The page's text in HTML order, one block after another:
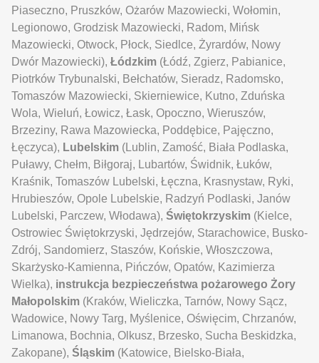
Piaseczno, Pruszków, Ożarów Mazowiecki, Wołomin,
Legionowo, Grodzisk Mazowiecki, Radom, Mińsk
Mazowiecki, Otwock, Płock, Siedlce, Żyrardów, Nowy
Dwór Mazowiecki), Łódzkim (Łódź, Zgierz, Pabianice,
Piotrków Trybunalski, Bełchatów, Sieradz, Radomsko,
Tomaszów Mazowiecki, Skierniewice, Kutno, Zduńska
Wola, Wieluń, Łowicz, Łask, Opoczno, Wieruszów,
Brzeziny, Rawa Mazowiecka, Poddębice, Pajęczno,
Łęczyca), Lubelskim (Lublin, Zamość, Biała Podlaska,
Puławy, Chełm, Biłgoraj, Lubartów, Świdnik, Łuków,
Kraśnik, Tomaszów Lubelski, Łęczna, Krasnystaw, Ryki,
Hrubieszów, Opole Lubelskie, Radzyń Podlaski, Janów
Lubelski, Parczew, Włodawa), Świętokrzyskim (Kielce,
Ostrowiec Świętokrzyski, Jędrzejów, Starachowice, Busko-
Zdrój, Sandomierz, Staszów, Końskie, Włoszczowa,
Skarżysko-Kamienna, Pińczów, Opatów, Kazimierza
Wielka), instrukcja bezpieczeństwa pożarowego Żory
Małopolskim (Kraków, Wieliczka, Tarnów, Nowy Sącz,
Wadowice, Nowy Targ, Myślenice, Oświęcim, Chrzanów,
Limanowa, Bochnia, Olkusz, Brzesko, Sucha Beskidzka,
Zakopane), Śląskim (Katowice, Bielsko-Biała,